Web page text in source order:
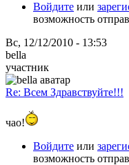
Войдите или
возможность
Вс, 12/12/2010 - 13:53
bella
участник
Re: Всем Здравствуйте!!!
чао!
Войдите или
возможность